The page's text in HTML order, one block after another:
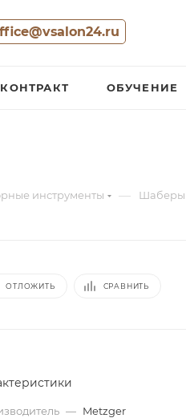
ОБУЧЕНИЕ
инструменты — Шаберы
ОТЛОЖИТЬ СРАВНИТЬ
— Metzger